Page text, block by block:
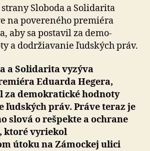
aký
Sloboda a Solidarita
na povereného premiéra
aby sa postavil za demo­
a dodržiavanie ľudských práv.
a Solidarita vyzýva
Eduarda Hegera,
za demo­kratické hodnoty
ľudských práv. Práve teraz je
slová o rešpekte a ochrane
ktoré vyriekol
útoku na Zámockej ulici